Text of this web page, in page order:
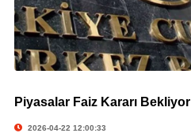
Piyasalar Faiz Kararı Bekliyor
2026-04-22 12:00:33